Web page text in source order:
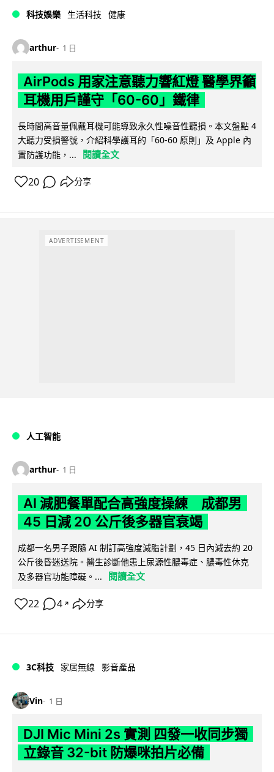
科技娛樂 生活科技 健康
arthur 1 日
AirPods 用家注意聽力響紅燈 醫學界籲
耳機用戶謹守「60-60」鐵律
長時間高音量佩戴耳機可能導致永久性噪音性聽損。本文盤點 4
大聽力受損警號，介紹科學護耳的「60-60 原則」及 Apple 內
置防護功能，...
閱讀全文
20 分享
ADVERTISEMENT
人工智能
arthur 1 日
AI 減肥餐單配合高強度操練 成都男
45 日減 20 公斤後多器官衰竭
成都一名男子跟隨 AI 制訂高強度減脂計劃，45 日內減去約 20
公斤後昏迷送院。醫生診斷他患上尿源性膿毒症、膿毒性休克
及多器官功能障礙。...
閱讀全文
22 4 ↗ 分享
3C科技 家居無線 影音產品
Vin 1 日
DJI Mic Mini 2s 實測 四發一收同步獨
立錄音 32-bit 防爆咪拍片必備